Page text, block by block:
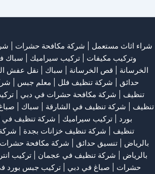
شراء اثاث مستعمل شركة مكافحة حشرات
وتركيب مكيفات | تركيب سيراميك | سباك
الخرسانة | قص الخرسانة | سباك نقل عفش
حدائق
شركة تنظيف فلل معلم جبس
تنظيف
شركة مكافحة حشرات في دبي
تنظيف
شركة تنظيف في الشارقة | سباك |
بورد | تركيب سيراميك شركة تنظيف في
تنظيف
شركة تنظيف خزانات بجدة
بالرياض
تنسيق حدائق شركة مكافحة
بالرياض
شركة تنظيف في عجمان | تركيب
حشرات
صباغ في دبي تركيب جبس بورد